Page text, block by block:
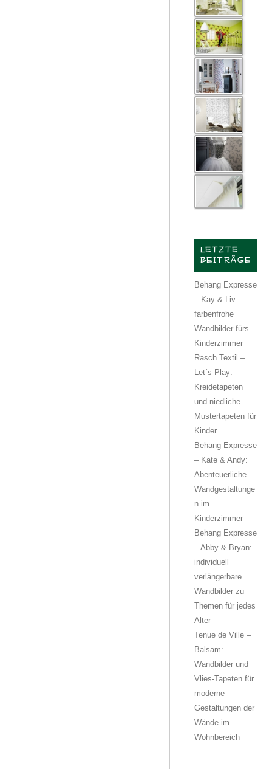
LETZTE
BEITRÄGE
Behang Expresse
– Kay & Liv:
farbenfrohe
Wandbilder fürs
Kinderzimmer
Rasch Textil –
Let´s Play:
Kreidetapeten
und niedliche
Mustertapeten für
Kinder
Behang Expresse
– Kate & Andy:
Abenteuerliche
Wandgestaltunge
n im
Kinderzimmer
Behang Expresse
– Abby & Bryan:
individuell
verlängerbare
Wandbilder zu
Themen für jedes
Alter
Tenue de Ville –
Balsam:
Wandbilder und
Vlies-Tapeten für
moderne
Gestaltungen der
Wände im
Wohnbereich